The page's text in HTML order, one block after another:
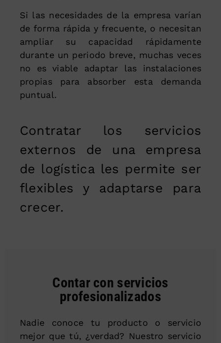
Si las necesidades de la empresa varían
de forma rápida y frecuente, o necesitan
ampliar su capacidad rápidamente
durante un periodo breve, muchas veces
no es viable adaptar las instalaciones
propias para absorber esta demanda
puntual.
Contratar los servicios
externos de una empresa
de logística les permite ser
flexibles y adaptarse para
crecer.
Contar con servicios
profesionalizados
Nadie conoce tu producto o servicio
mejor que tú, ¿verdad? Nuestro servicio